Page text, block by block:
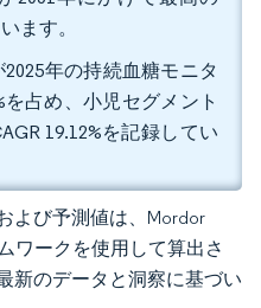
ます。
年の持続血糖モニタ
を占め、小児セグメント
19.12%を記録してい
よび予測値は、Mordor
ワークを使用して算出さ
新のデータと洞察に基づい